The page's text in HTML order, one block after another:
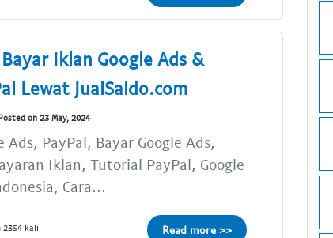
Iklan Google Ads &
Lewat JualSaldo.com
on 23 May, 2024
Ads, PayPal, Bayar Google Ads,
Iklan, Tutorial PayPal, Google
Cara...
2354 kali Read more >>